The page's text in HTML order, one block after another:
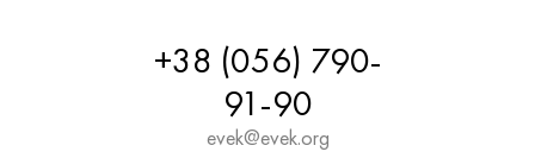
+38 (056) 790-
91-90
evek@evek.org